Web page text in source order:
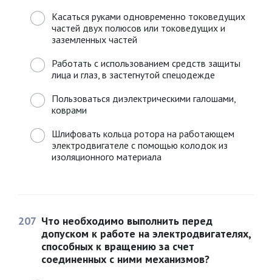
Касаться руками одновременно токоведущих
частей двух полюсов или токоведущих и
заземленных частей
Работать с использованием средств защиты
лица и глаз, в застегнутой спецодежде
Пользоваться диэлектрическими галошами,
коврами
Шлифовать кольца ротора на работающем
электродвигателе с помощью колодок из
изоляционного материала
207 Что необходимо выполнить перед
допуском к работе на электродвигателях,
способных к вращению за счет
соединенных с ними механизмов?